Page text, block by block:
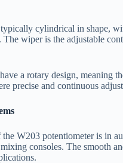
cylindrical in shape,
wiper is the adjustable
a rotary design, meaning
precise and continuous
W203 potentiometer is in
consoles. The smooth